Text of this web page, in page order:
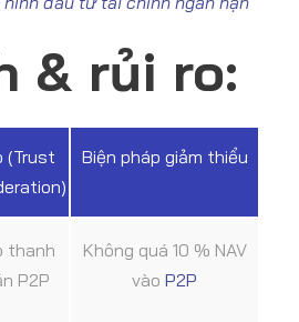
& rủi ro:
(Trust
Biện pháp giảm thiểu
thanh
P2P
Không quá 10 % NAV
vào P2P